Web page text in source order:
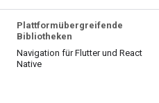
Plattformübergreifende
Bibliotheken
Navigation für Flutter und React
Native